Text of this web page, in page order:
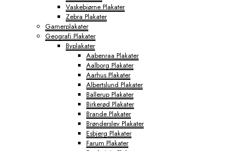
Vaskebjørne Plakater
Zebra Plakater
Gamerplakater
Geografi Plakater
Byplakater
Aabenraa Plakater
Aalborg Plakater
Aarhus Plakater
Albertslund Plakater
Ballerup Plakater
Birkerød Plakater
Brande Plakater
Brønderslev Plakater
Esbjerg Plakater
Farum Plakater